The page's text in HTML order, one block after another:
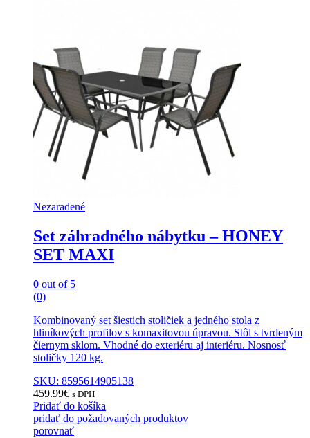
Nezaradené
Set záhradného nábytku – HONEY
SET MAXI
0 out of 5
(0)
Kombinovaný set šiestich stoličiek a jedného stola z
hliníkových profilov s komaxitovou úpravou. Stôl s tvrdeným
čiernym sklom. Vhodné do exteriéru aj interiéru. Nosnosť
stoličky 120 kg.
SKU: 8595614905138
459.99€ s DPH
Pridať do košíka
pridať do požadovaných produktov
porovnať